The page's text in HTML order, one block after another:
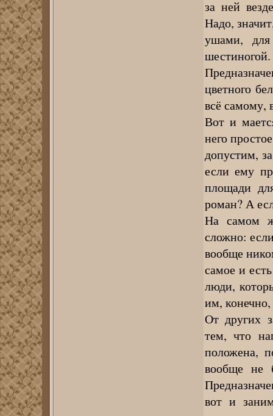
за ней
Надо,
ушами,
цветного
всё самому,
Вот и
него
допустим,
если ему
площади
роман? А
На самом
сложно:
вообще
самое и
люди,
им,
От других
тем, что
положена,
вообще не
вот и